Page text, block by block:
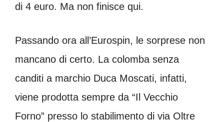
di 4 euro. Ma non finisce qui.
Passando ora all’Eurospin, le sorprese non
mancano di certo. La colomba senza
canditi a marchio Duca Moscati, infatti,
viene prodotta sempre da “Il Vecchio
Forno” presso lo stabilimento di via Oltre